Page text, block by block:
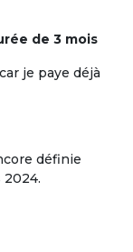
de 3 mois
je paye déjà
définie